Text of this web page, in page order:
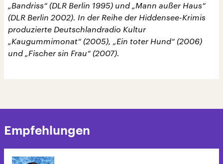
„Bandriss“ (DLR Berlin 1995) und „Mann außer Haus“
(DLR Berlin 2002). In der Reihe der Hiddensee-Krimis
produzierte Deutschlandradio Kultur
„Kaugummimonat“ (2005), „Ein toter Hund“ (2006)
und „Fischer sin Frau“ (2007).
Empfehlungen